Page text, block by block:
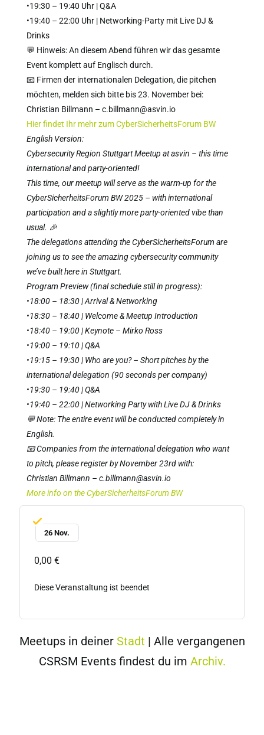
•19:30 – 19:40 Uhr | Q&A
•19:40 – 22:00 Uhr | Networking-Party mit Live DJ &
Drinks
💬 Hinweis: An diesem Abend führen wir das gesamte
Event komplett auf Englisch durch.
📧 Firmen der internationalen Delegation, die pitchen
möchten, melden sich bitte bis 23. November bei:
Christian Billmann – c.billmann@asvin.io
Hier findet Ihr mehr zum CyberSicherheitsForum BW
English Version:
Cybersecurity Region Stuttgart Meetup at asvin – this time
international and party-oriented!
This time, our meetup will serve as the warm-up for the
CyberSicherheitsForum BW 2025 – with international
participation and a slightly more party-oriented vibe than
usual. 🎉
The delegations attending the CyberSicherheitsForum are
joining us to see the amazing cybersecurity community
we’ve built here in Stuttgart.
Program Preview (final schedule still in progress):
•18:00 – 18:30 | Arrival & Networking
•18:30 – 18:40 | Welcome & Meetup Introduction
•18:40 – 19:00 | Keynote – Mirko Ross
•19:00 – 19:10 | Q&A
•19:15 – 19:30 | Who are you? – Short pitches by the
international delegation (90 seconds per company)
•19:30 – 19:40 | Q&A
•19:40 – 22:00 | Networking Party with Live DJ & Drinks
💬 Note: The entire event will be conducted completely in
English.
📧 Companies from the international delegation who want
to pitch, please register by November 23rd with:
Christian Billmann – c.billmann@asvin.io
More info on the CyberSicherheitsForum BW
26 Nov.
0,00 €
Diese Veranstaltung ist beendet
Meetups in deiner Stadt | Alle vergangenen
CSRSM Events findest du im Archiv.